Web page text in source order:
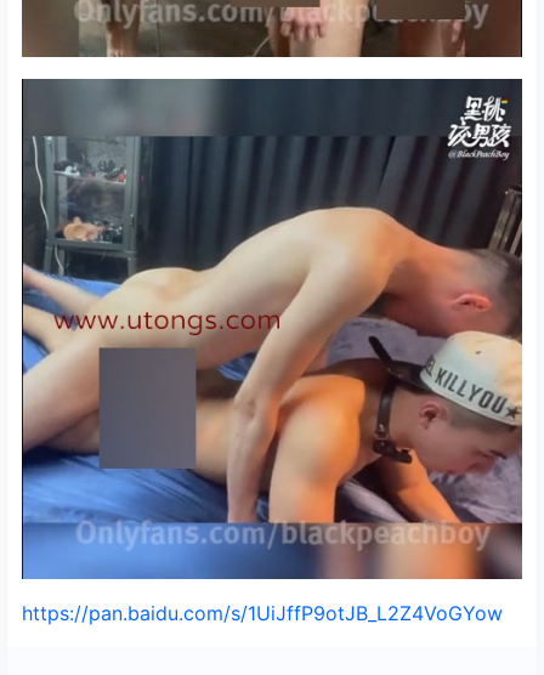
https://pan.baidu.com/s/1UiJffP9otJB_L2Z4VoGYow